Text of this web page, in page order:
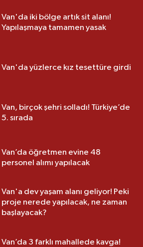
Van'da iki bölge artık sit alanı!
Yapılaşmaya tamamen yasak
Van'da yüzlerce kız tesettüre girdi
Van, birçok şehri solladı! Türkiye’de
5. sırada
Van’da öğretmen evine 48
personel alımı yapılacak
Van'a dev yaşam alanı geliyor! Peki
proje nerede yapılacak, ne zaman
başlayacak?
Van’da 3 farklı mahallede kavga!